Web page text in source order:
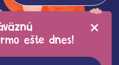
ešte dnes!